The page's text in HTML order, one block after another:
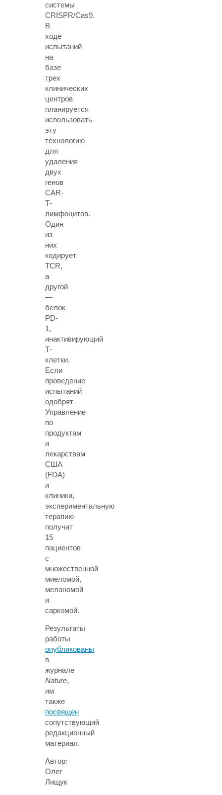
системы
CRISPR/Cas9.
В
ходе
испытаний
на
базе
трех
клинических
центров
планируется
использовать
эту
технологию
для
удаления
двух
генов
CAR-
Т-
лимфоцитов.
Один
из
них
кодирует
TCR,
а
другой
—
белок
PD-
1,
инактивирующий
Т-
клетки.
Если
проведение
испытаний
одобрят
Управление
по
продуктам
и
лекарствам
США
(FDA)
и
клиники,
экспериментальную
терапию
получат
15
пациентов
с
множественной
миеломой,
меланомой
и
саркомой.
Результаты
работы
опубликованы
в
журнале
Nature,
им
также
посвящен
сопутствующий
редакционный
материал.
Автор:
Олег
Лищук